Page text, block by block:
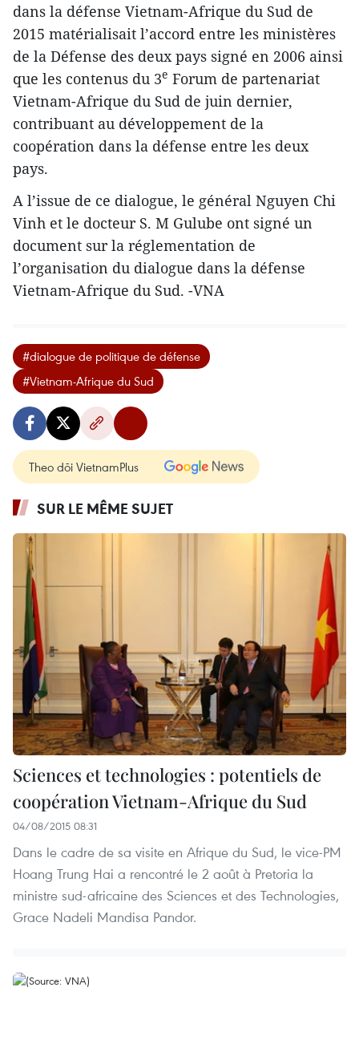
dans la défense Vietnam-Afrique du Sud de
2015 matérialisait l’accord entre les ministères
de la Défense des deux pays signé en 2006 ainsi
que les contenus du 3e Forum de partenariat
Vietnam-Afrique du Sud de juin dernier,
contribuant au développement de la
coopération dans la défense entre les deux
pays.
A l’issue d​e ce dialogue, le général Nguyen Chi
Vinh et le docteur S. M Gulube ont signé un
document sur la réglementation de
l’organisation du dialogue dans la défense
Vietnam-Afrique du Sud. -VNA
#dialogue de politique de défense
#Vietnam-Afrique du Sud
Theo dõi VietnamPlus
SUR LE MÊME SUJET
Sciences et technologies : potentiels de
coopération Vietnam-Afrique du Sud
04/08/2015 08:31
Dans le cadre de sa visite en Afrique du Sud, le vice-PM
Hoang Trung Hai a rencontré le 2 août à Pretoria la
ministre sud-africaine des Sciences et des Technologies,
Grace Nadeli Mandisa Pandor.